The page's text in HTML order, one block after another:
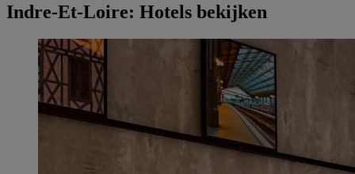
Indre-Et-Loire: Hotels bekijken